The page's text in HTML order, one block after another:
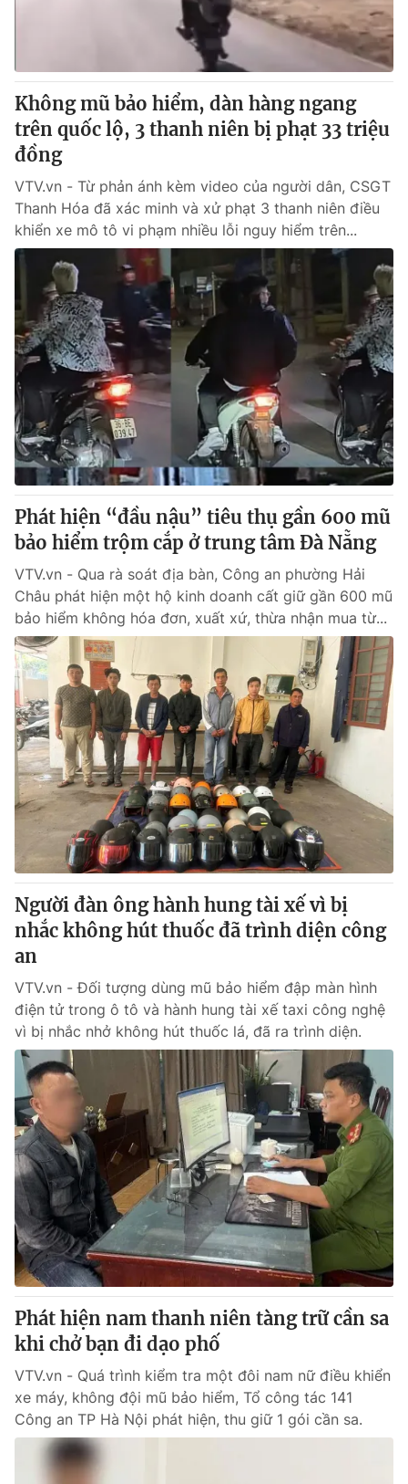
Không mũ bảo hiểm, dàn hàng ngang
trên quốc lộ, 3 thanh niên bị phạt 33 triệu
đồng
VTV.vn - Từ phản ánh kèm video của người dân, CSGT
Thanh Hóa đã xác minh và xử phạt 3 thanh niên điều
khiển xe mô tô vi phạm nhiều lỗi nguy hiểm trên...
Phát hiện “đầu nậu” tiêu thụ gần 600 mũ
bảo hiểm trộm cắp ở trung tâm Đà Nẵng
VTV.vn - Qua rà soát địa bàn, Công an phường Hải
Châu phát hiện một hộ kinh doanh cất giữ gần 600 mũ
bảo hiểm không hóa đơn, xuất xứ, thừa nhận mua từ...
Người đàn ông hành hung tài xế vì bị
nhắc không hút thuốc đã trình diện công
an
VTV.vn - Đối tượng dùng mũ bảo hiểm đập màn hình
điện tử trong ô tô và hành hung tài xế taxi công nghệ
vì bị nhắc nhở không hút thuốc lá, đã ra trình diện.
Phát hiện nam thanh niên tàng trữ cần sa
khi chở bạn đi dạo phố
VTV.vn - Quá trình kiểm tra một đôi nam nữ điều khiển
xe máy, không đội mũ bảo hiểm, Tổ công tác 141
Công an TP Hà Nội phát hiện, thu giữ 1 gói cần sa.